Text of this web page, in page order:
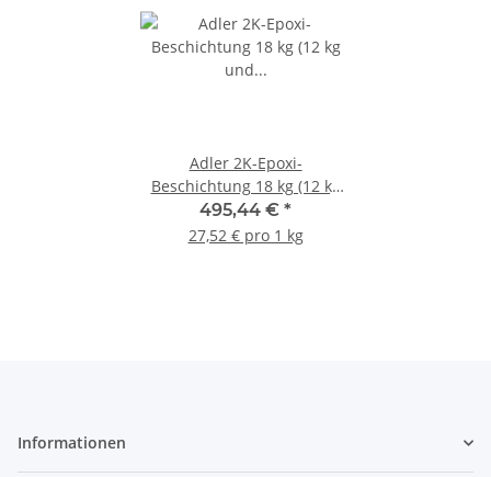
Adler 2K-Epoxi-
Beschichtung 18 kg (12 kg
und Epoxi-Härter 6 kg
495,44 € *
27,52 € pro 1 kg
Informationen